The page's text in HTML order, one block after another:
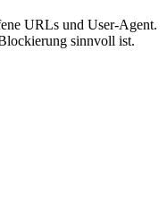
URLs und User-Agent.
sinnvoll ist.